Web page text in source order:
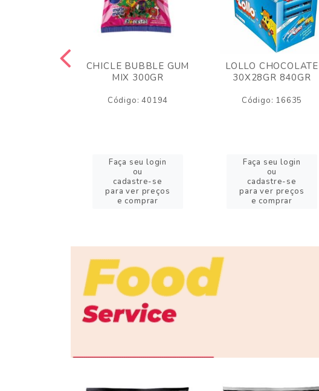
CHICLE BUBBLE GUM
MIX 300GR
Código: 40194
Faça seu login
ou
cadastre-se
para ver preços
e comprar
LOLLO CHOCOLATE
30X28GR 840GR
Código: 16635
Faça seu login
ou
cadastre-se
para ver preços
e comprar